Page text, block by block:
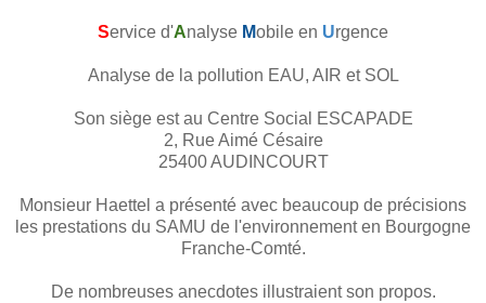
Service d'Analyse Mobile en Urgence
Analyse de la pollution EAU, AIR et SOL
Son siège est au Centre Social ESCAPADE
2, Rue Aimé Césaire
25400 AUDINCOURT
Monsieur Haettel a présenté avec beaucoup de précisions
les prestations du SAMU de l'environnement en Bourgogne
Franche-Comté.
De nombreuses anecdotes illustraient son propos.